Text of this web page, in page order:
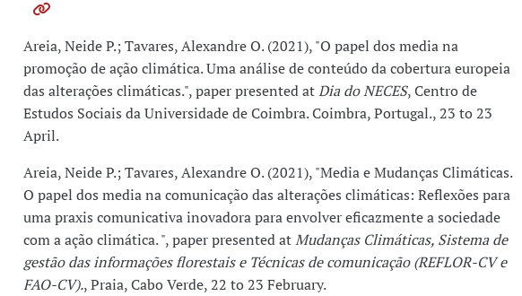
Areia, Neide P.; Tavares, Alexandre O. (2021), "O papel dos media na
promoção de ação climática. Uma análise de conteúdo da cobertura europeia
das alterações climáticas.", paper presented atDia do NECES, Centro de
Estudos Sociais da Universidade de Coimbra. Coimbra, Portugal., 23 to 23
April.
Areia, Neide P.; Tavares, Alexandre O. (2021), "Media e Mudanças Climáticas.
O papel dos media na comunicação das alterações climáticas: Reflexões para
uma praxis comunicativa inovadora para envolver eficazmente a sociedade
com a ação climática. ", paper presented atMudanças Climáticas, Sistema de
gestão das informações florestais e Técnicas de comunicação (REFLOR-CV e
FAO-CV)., Praia, Cabo Verde, 22 to 23 February.